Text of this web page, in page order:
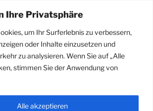
Ihre Privatsphäre
um Ihr Surferlebnis zu verbessern,
oder Inhalte einzusetzen und
zu analysieren. Wenn Sie auf „Alle
stimmen Sie der Anwendung von
Alle akzeptieren
GRUBER
Menü